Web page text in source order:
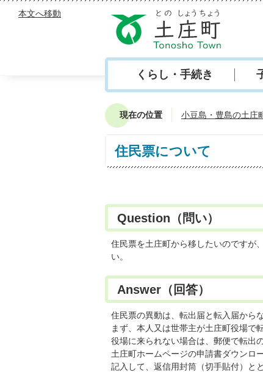
本文へ移動
くらし・手続き
現在の位置 小豆島・豊島の土庄
住民票について
Question（問い）
住民票を土庄町から移したいのですが
い。
Answer（回答）
住民票の異動は、転出届と転入届から
まず、本人又は世帯主が土庄町役場で
役場に来られない場合は、郵便で転出
土庄町ホームページの申請書ダウンロ
記入して、返信用封筒（切手貼付）と